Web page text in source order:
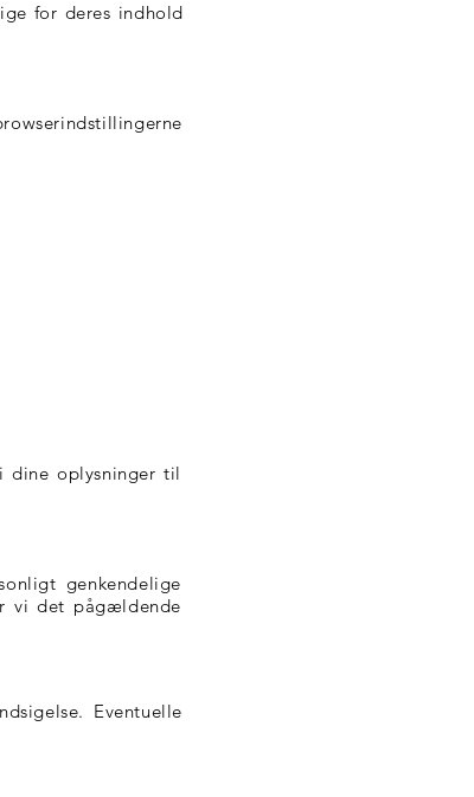
for deres indhold
dine oplysninger til
genkendelige
vi det pågældende
Eventuelle